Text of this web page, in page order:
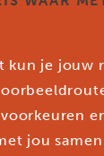
kun je jouw
jou